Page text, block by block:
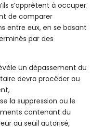
s’apprêtent à occuper.
de comparer
entre eux, en se basant
par des
un dépassement du
devra procéder au
la suppression ou le
contenant du
au seuil autorisé,